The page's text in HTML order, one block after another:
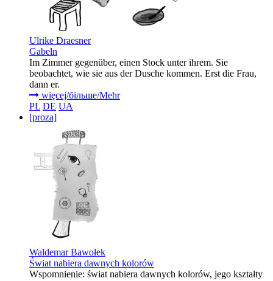
Ulrike Draesner
Gabeln
Im Zimmer gegenüber, einen Stock unter ihrem. Sie
beobachtet, wie sie aus der Dusche kommen. Erst die Frau,
dann er.
więcej/більше/Mehr
PL DE UA
[proza]
Waldemar Bawołek
Świat nabiera dawnych kolorów
Wspomnienie: świat nabiera dawnych kolorów, jego kształty